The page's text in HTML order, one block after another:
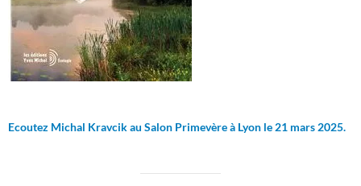
Ecoutez Michal Kravcik au Salon Primevère à Lyon le 21 mars 2025.